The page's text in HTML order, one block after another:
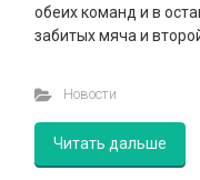
обеих команд и в
забитых мяча и
Новости
Читать дальше